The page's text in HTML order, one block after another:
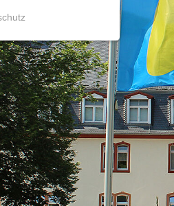
grundlegende
Funktion